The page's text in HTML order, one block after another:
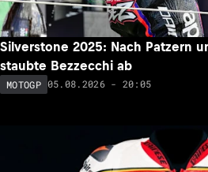
Silverstone 2025: Nach Patzern
staubte Bezzecchi ab
MOTOGP 05.08.2026 - 20:05